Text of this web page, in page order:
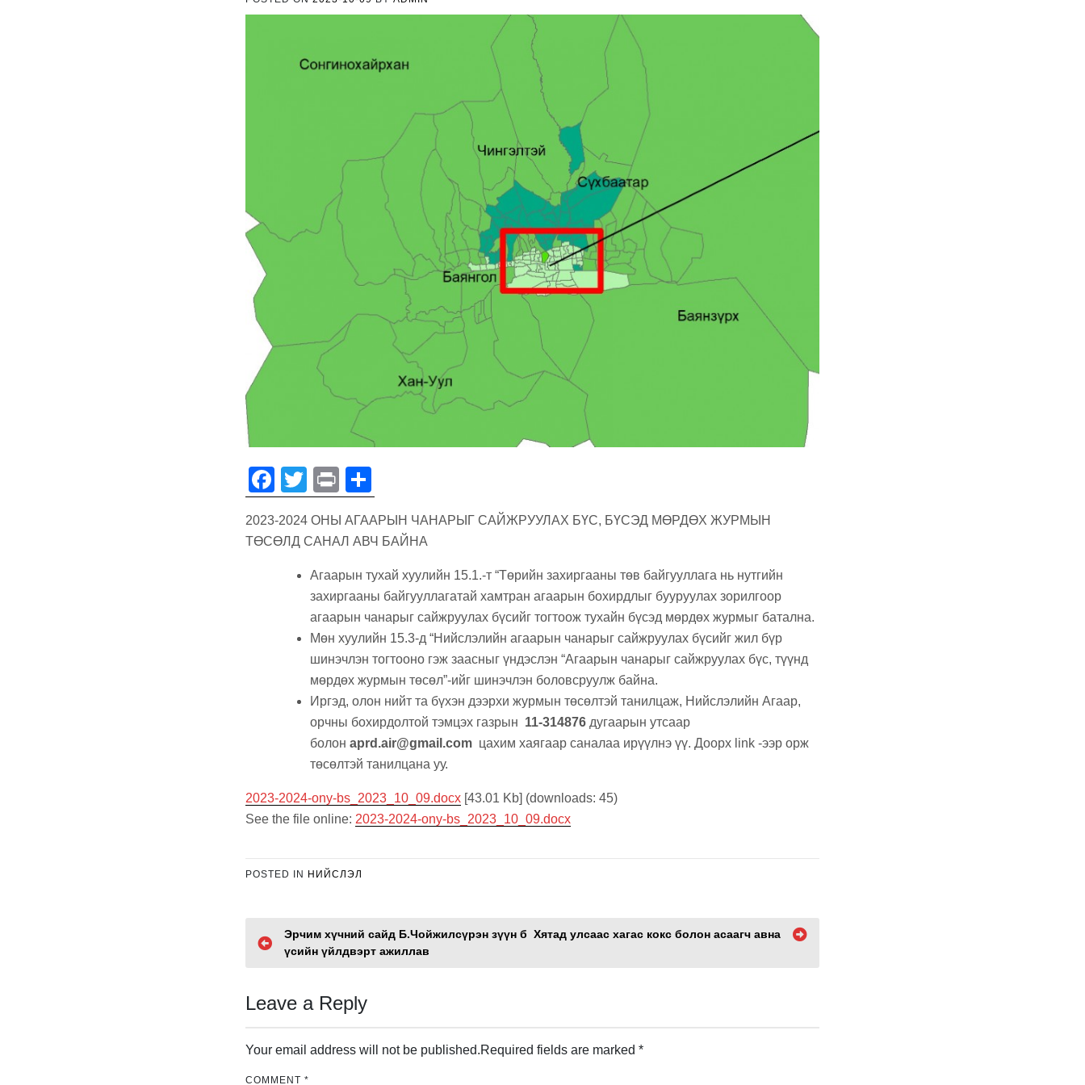
F
a
c
T
wi
tt
Pr
in
t
h
ar
2023-2024 ОНЫ АГААРЫН ЧАНАРЫГ САЙЖРУУЛАХ БҮС, БҮСЭД МӨРДӨХ ЖУРМЫН
ТӨСӨЛД САНАЛ АВЧ БАЙНА
Агаарын тухай хуулийн 15.1.-т “Төрийн захиргааны төв байгууллага нь нутгийн
захиргааны байгууллагатай хамтран агаарын бохирдлыг бууруулах зорилгоор
агаарын чанарыг сайжруулах бүсийг тогтоож тухайн бүсэд мөрдөх журмыг батална.
Мөн хуулийн 15.3-д “Нийслэлийн агаарын чанарыг сайжруулах бүсийг жил бүр
шинэчлэн тогтооно гэж заасныг үндэслэн “Агаарын чанарыг сайжруулах бүс, түүнд
мөрдөх журмын төсөл”-ийг шинэчлэн боловсруулж байна.
Иргэд, олон нийт та бүхэн дээрхи журмын төсөлтэй танилцаж, Нийслэлийн Агаар,
орчны бохирдолтой тэмцэх газрын 11-314876 дугаарын утсаар
болон aprd.air@gmail.com цахим хаягаар саналаа ирүүлнэ үү. Доорх link -ээр орж
төсөлтэй танилцана уу.
2023-2024-ony-bs_2023_10_09.docx [43.01 Kb] (downloads: 45)
See the file online: 2023-2024-ony-bs_2023_10_09.docx
POSTED IN НИЙСЛЭЛ
P
s
n
Эрчим хүчний сайд Б.Чойжилсүрэн зүүн б
үсийн үйлдвэрт ажиллав
Хятад улсаас хагас кокс болон асаагч авна
Leave a Reply
Your email address will not be published.Required fields are marked *
COMMENT *